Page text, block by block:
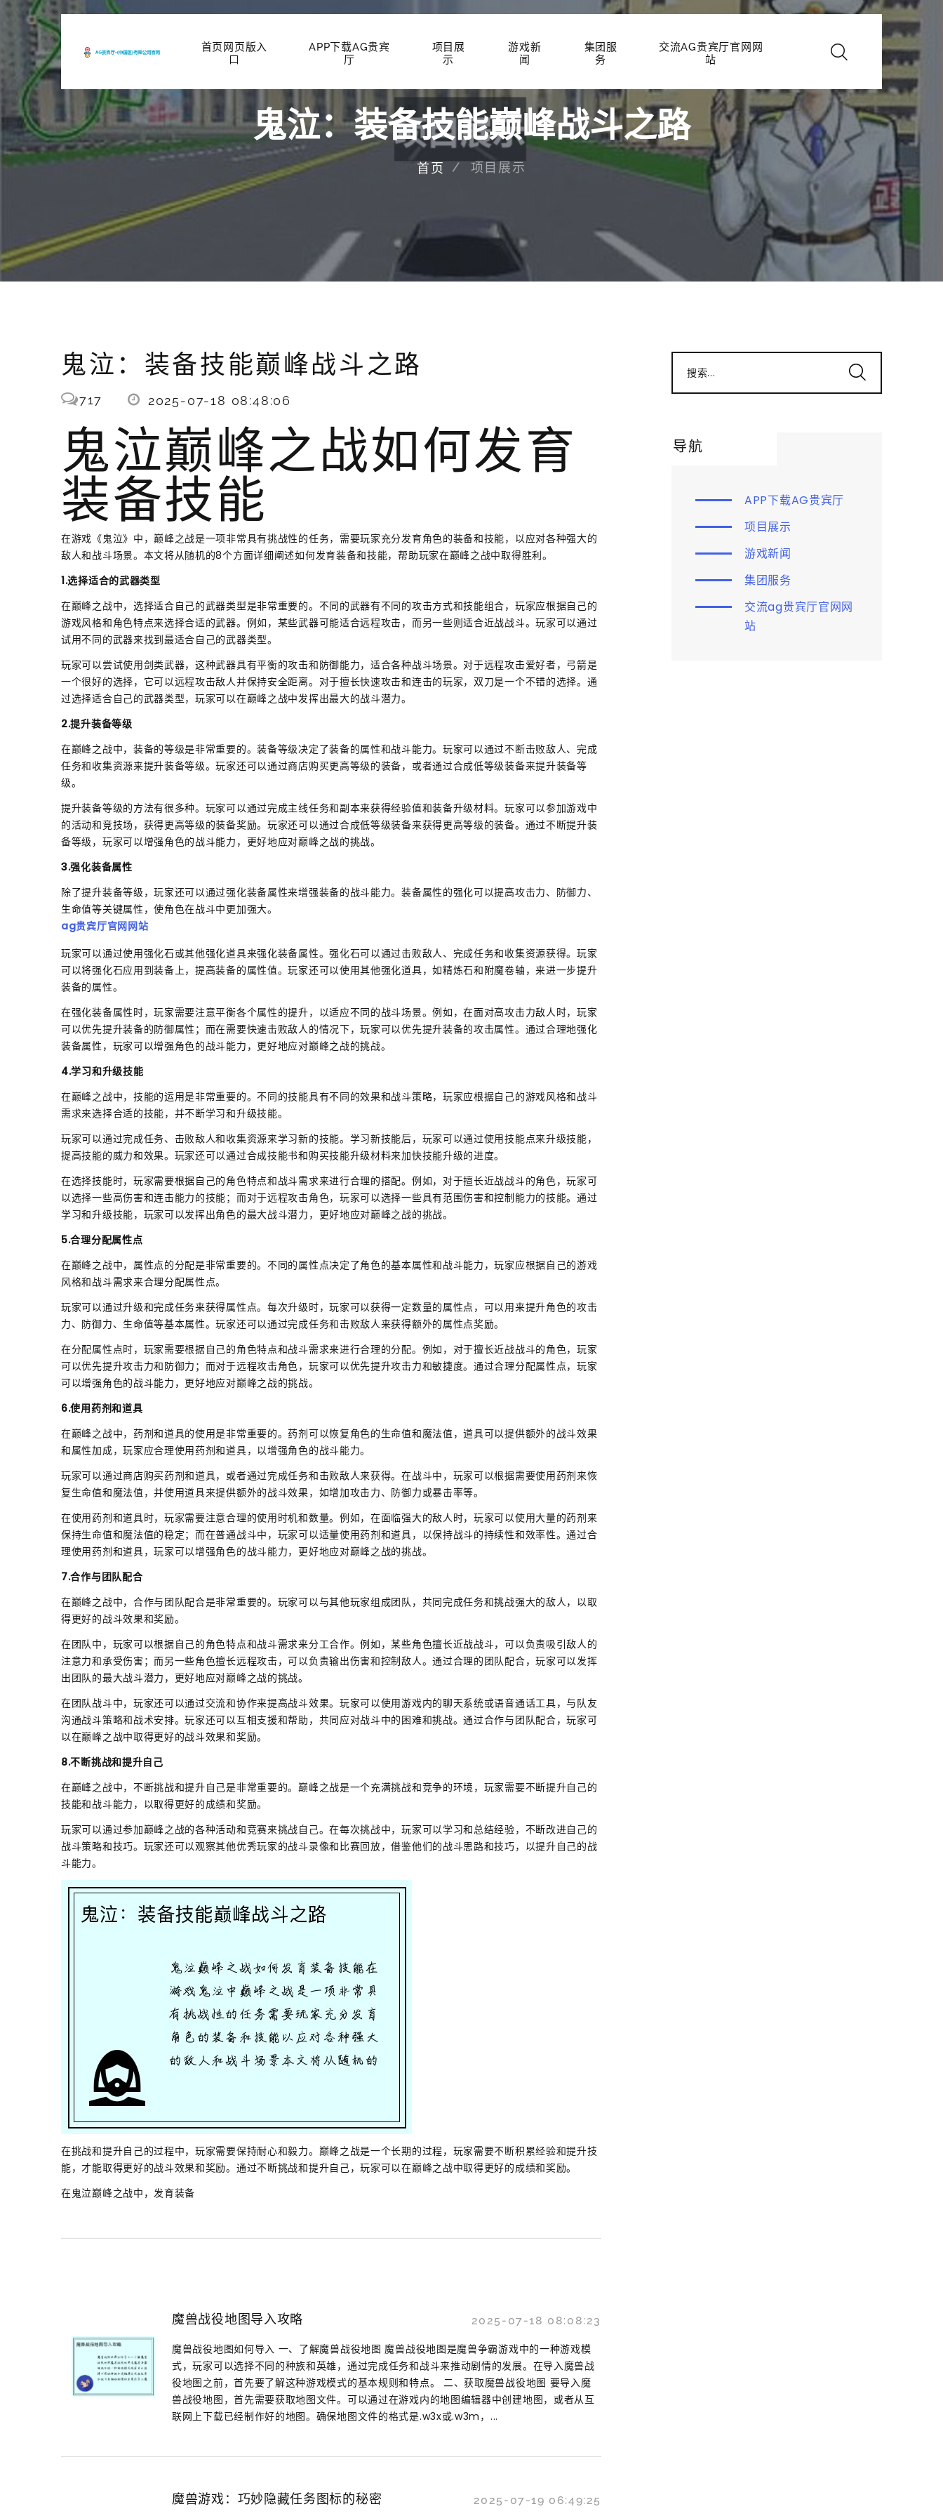
首页网页版入
口
APP下载AG贵宾
厅
项目展
示
游戏新
闻
集团服
务
交流AG贵宾厅官网网
站
鬼泣：装备技能巅峰战斗之路
首页 项目展示
鬼泣：装备技能巅峰战斗之路
717 2025-07-18 08:48:06
鬼泣巅峰之战如何发育
装备技能
在游戏《鬼泣》中，巅峰之战是一项非常具有挑战性的任务，需要玩家充分发育角色的装备和技能，以应对各种强大的
敌人和战斗场景。本文将从随机的8个方面详细阐述如何发育装备和技能，帮助玩家在巅峰之战中取得胜利。
1.选择适合的武器类型
在巅峰之战中，选择适合自己的武器类型是非常重要的。不同的武器有不同的攻击方式和技能组合，玩家应根据自己的
游戏风格和角色特点来选择合适的武器。例如，某些武器可能适合远程攻击，而另一些则适合近战战斗。玩家可以通过
试用不同的武器来找到最适合自己的武器类型。
玩家可以尝试使用剑类武器，这种武器具有平衡的攻击和防御能力，适合各种战斗场景。对于远程攻击爱好者，弓箭是
一个很好的选择，它可以远程攻击敌人并保持安全距离。对于擅长快速攻击和连击的玩家，双刀是一个不错的选择。通
过选择适合自己的武器类型，玩家可以在巅峰之战中发挥出最大的战斗潜力。
2.提升装备等级
在巅峰之战中，装备的等级是非常重要的。装备等级决定了装备的属性和战斗能力。玩家可以通过不断击败敌人、完成
任务和收集资源来提升装备等级。玩家还可以通过商店购买更高等级的装备，或者通过合成低等级装备来提升装备等
级。
提升装备等级的方法有很多种。玩家可以通过完成主线任务和副本来获得经验值和装备升级材料。玩家可以参加游戏中
的活动和竞技场，获得更高等级的装备奖励。玩家还可以通过合成低等级装备来获得更高等级的装备。通过不断提升装
备等级，玩家可以增强角色的战斗能力，更好地应对巅峰之战的挑战。
3.强化装备属性
除了提升装备等级，玩家还可以通过强化装备属性来增强装备的战斗能力。装备属性的强化可以提高攻击力、防御力、
生命值等关键属性，使角色在战斗中更加强大。
ag贵宾厅官网网站
玩家可以通过使用强化石或其他强化道具来强化装备属性。强化石可以通过击败敌人、完成任务和收集资源获得。玩家
可以将强化石应用到装备上，提高装备的属性值。玩家还可以使用其他强化道具，如精炼石和附魔卷轴，来进一步提升
装备的属性。
在强化装备属性时，玩家需要注意平衡各个属性的提升，以适应不同的战斗场景。例如，在面对高攻击力敌人时，玩家
可以优先提升装备的防御属性；而在需要快速击败敌人的情况下，玩家可以优先提升装备的攻击属性。通过合理地强化
装备属性，玩家可以增强角色的战斗能力，更好地应对巅峰之战的挑战。
4.学习和升级技能
在巅峰之战中，技能的运用是非常重要的。不同的技能具有不同的效果和战斗策略，玩家应根据自己的游戏风格和战斗
需求来选择合适的技能，并不断学习和升级技能。
玩家可以通过完成任务、击败敌人和收集资源来学习新的技能。学习新技能后，玩家可以通过使用技能点来升级技能，
提高技能的威力和效果。玩家还可以通过合成技能书和购买技能升级材料来加快技能升级的进度。
在选择技能时，玩家需要根据自己的角色特点和战斗需求来进行合理的搭配。例如，对于擅长近战战斗的角色，玩家可
以选择一些高伤害和连击能力的技能；而对于远程攻击角色，玩家可以选择一些具有范围伤害和控制能力的技能。通过
学习和升级技能，玩家可以发挥出角色的最大战斗潜力，更好地应对巅峰之战的挑战。
5.合理分配属性点
在巅峰之战中，属性点的分配是非常重要的。不同的属性点决定了角色的基本属性和战斗能力，玩家应根据自己的游戏
风格和战斗需求来合理分配属性点。
玩家可以通过升级和完成任务来获得属性点。每次升级时，玩家可以获得一定数量的属性点，可以用来提升角色的攻击
力、防御力、生命值等基本属性。玩家还可以通过完成任务和击败敌人来获得额外的属性点奖励。
在分配属性点时，玩家需要根据自己的角色特点和战斗需求来进行合理的分配。例如，对于擅长近战战斗的角色，玩家
可以优先提升攻击力和防御力；而对于远程攻击角色，玩家可以优先提升攻击力和敏捷度。通过合理分配属性点，玩家
可以增强角色的战斗能力，更好地应对巅峰之战的挑战。
6.使用药剂和道具
在巅峰之战中，药剂和道具的使用是非常重要的。药剂可以恢复角色的生命值和魔法值，道具可以提供额外的战斗效果
和属性加成，玩家应合理使用药剂和道具，以增强角色的战斗能力。
玩家可以通过商店购买药剂和道具，或者通过完成任务和击败敌人来获得。在战斗中，玩家可以根据需要使用药剂来恢
复生命值和魔法值，并使用道具来提供额外的战斗效果，如增加攻击力、防御力或暴击率等。
在使用药剂和道具时，玩家需要注意合理的使用时机和数量。例如，在面临强大的敌人时，玩家可以使用大量的药剂来
保持生命值和魔法值的稳定；而在普通战斗中，玩家可以适量使用药剂和道具，以保持战斗的持续性和效率性。通过合
理使用药剂和道具，玩家可以增强角色的战斗能力，更好地应对巅峰之战的挑战。
7.合作与团队配合
在巅峰之战中，合作与团队配合是非常重要的。玩家可以与其他玩家组成团队，共同完成任务和挑战强大的敌人，以取
得更好的战斗效果和奖励。
在团队中，玩家可以根据自己的角色特点和战斗需求来分工合作。例如，某些角色擅长近战战斗，可以负责吸引敌人的
注意力和承受伤害；而另一些角色擅长远程攻击，可以负责输出伤害和控制敌人。通过合理的团队配合，玩家可以发挥
出团队的最大战斗潜力，更好地应对巅峰之战的挑战。
在团队战斗中，玩家还可以通过交流和协作来提高战斗效果。玩家可以使用游戏内的聊天系统或语音通话工具，与队友
沟通战斗策略和战术安排。玩家还可以互相支援和帮助，共同应对战斗中的困难和挑战。通过合作与团队配合，玩家可
以在巅峰之战中取得更好的战斗效果和奖励。
8.不断挑战和提升自己
在巅峰之战中，不断挑战和提升自己是非常重要的。巅峰之战是一个充满挑战和竞争的环境，玩家需要不断提升自己的
技能和战斗能力，以取得更好的成绩和奖励。
玩家可以通过参加巅峰之战的各种活动和竞赛来挑战自己。在每次挑战中，玩家可以学习和总结经验，不断改进自己的
战斗策略和技巧。玩家还可以观察其他优秀玩家的战斗录像和比赛回放，借鉴他们的战斗思路和技巧，以提升自己的战
斗能力。
在挑战和提升自己的过程中，玩家需要保持耐心和毅力。巅峰之战是一个长期的过程，玩家需要不断积累经验和提升技
能，才能取得更好的战斗效果和奖励。通过不断挑战和提升自己，玩家可以在巅峰之战中取得更好的成绩和奖励。
在鬼泣巅峰之战中，发育装备
魔兽战役地图导入攻略 2025-07-18 08:08:23
魔兽战役地图如何导入 一、了解魔兽战役地图 魔兽战役地图是魔兽争霸游戏中的一种游戏模
式，玩家可以选择不同的种族和英雄，通过完成任务和战斗来推动剧情的发展。在导入魔兽战
役地图之前，首先要了解这种游戏模式的基本规则和特点。 二、获取魔兽战役地图 要导入魔
兽战役地图，首先需要获取地图文件。可以通过在游戏内的地图编辑器中创建地图，或者从互
联网上下载已经制作好的地图。确保地图文件的格式是.w3x或.w3m，...
魔兽游戏：巧妙隐藏任务图标的秘密 2025-07-19 06:49:25
搜索...
导航
APP下载AG贵宾厅
项目展示
游戏新闻
集团服务
交流ag贵宾厅官网网
站